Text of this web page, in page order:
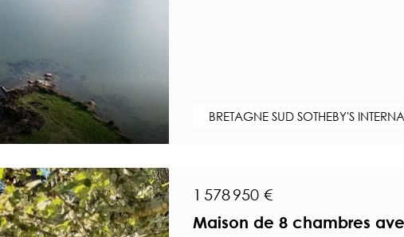
BRETAGNE SUD SOTHEBY'S
1 578 950 €
Maison de 8 chambres